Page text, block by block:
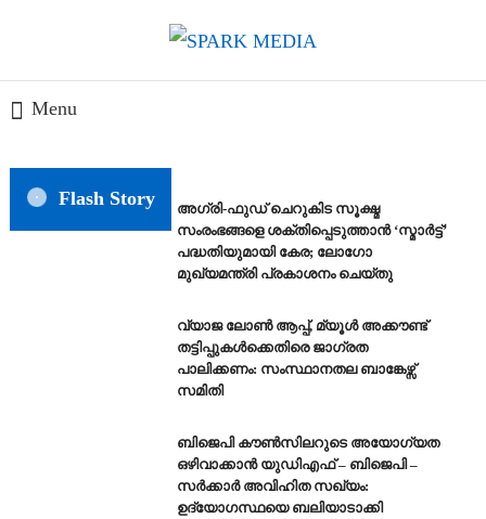
Content
Menu
Flash Story
അഗ്രി-ഫുഡ് ചെറുകിട സൂക്ഷ്മ
സംരംഭങ്ങളെ ശക്തിപ്പെടുത്താന്‍ ‘സ്മാര്‍ട്ട്’
പദ്ധതിയുമായി കേര; ലോഗോ
മുഖ്യമന്ത്രി പ്രകാശനം ചെയ്തു
വ്യാജ ലോൺ ആപ്പ്, മ്യൂൾ അക്കൗണ്ട്
തട്ടിപ്പുകൾക്കെതിരെ ജാ​ഗ്രത
പാലിക്കണം: സംസ്ഥാനതല ബാങ്കേഴ്സ്
സമിതി
ബിജെപി കൗൺസിലറുടെ അയോഗ്യത
ഒഴിവാക്കാൻ യുഡിഎഫ് – ബിജെപി –
സർക്കാർ അവിഹിത സഖ്യം:
ഉദ്യോഗസ്ഥയെ ബലിയാടാക്കി